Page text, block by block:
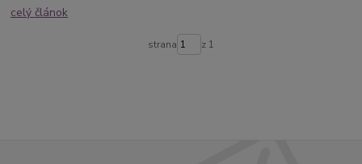
celý článok
strana z 1